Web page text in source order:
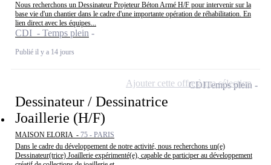
Nous recherchons un Dessinateur Projeteur Béton Armé H/F pour intervenir sur la
base vie d'un chantier dans le cadre d'une importante opération de réhabilitation. En
lien direct avec les équipes...
CDI - Temps plein
Publié il y a 14 jours
Dessinateur / Dessinatrice
Joaillerie (H/F)
MAISON ELORIA - 75 - PARIS
Dans le cadre du développement de notre activité, nous recherchons un(e)
Dessinateur(trice) Joaillerie expérimenté(e), capable de participer au développement
CDITemps plein
Ajouter cette offre à ma sélection